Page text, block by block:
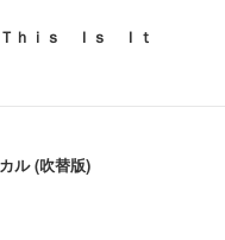
ｈｉｓ Ｉｓ Ｉｔ
ル (吹替版)